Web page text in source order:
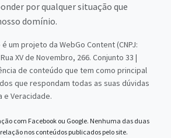
por qualquer situação que
domínio.
é um projeto da WebGo Content (CNPJ:
XV de Novembro, 266. Conjunto 33 |
de conteúdo que tem como principal
que respondam todas as suas dúvidas
e Veracidade.
com Facebook ou Google. Nenhuma das duas
nos conteúdos publicados pelo site.